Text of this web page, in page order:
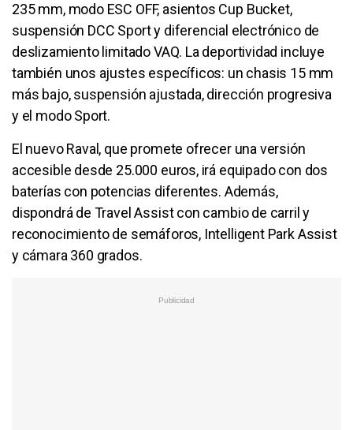
235 mm, modo ESC OFF, asientos Cup Bucket,
suspensión DCC Sport y diferencial electrónico de
deslizamiento limitado VAQ. La deportividad incluye
también unos ajustes específicos: un chasis 15 mm
más bajo, suspensión ajustada, dirección progresiva
y el modo Sport.
El nuevo Raval, que promete ofrecer una versión
accesible desde 25.000 euros, irá equipado con dos
baterías con potencias diferentes. Además,
dispondrá de Travel Assist con cambio de carril y
reconocimiento de semáforos, Intelligent Park Assist
y cámara 360 grados.